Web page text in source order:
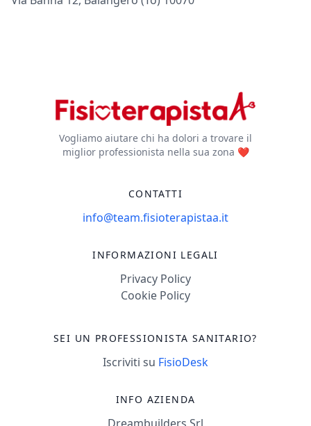
Vogliamo aiutare chi ha dolori a trovare il
miglior professionista nella sua zona ❤️
CONTATTI
info@team.fisioterapistaa.it
INFORMAZIONI LEGALI
Privacy Policy
Cookie Policy
SEI UN PROFESSIONISTA SANITARIO?
Iscriviti su FisioDesk
INFO AZIENDA